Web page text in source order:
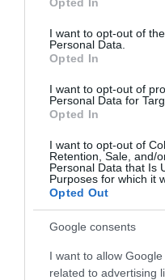
use your data for below
consent section.
I want to opt-out of
Personal Data.
Opted In
I want to opt-out of
Personal Data for
Opted In
I want to opt-out of
Retention, Sale, and/
Personal Data that Is
Purposes for which it
Opted Out
Google consents
I want to allow
related to advertising